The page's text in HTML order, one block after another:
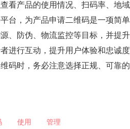
看产品的使用情况、扫码率、地
台，为产品申请二维码是一项简
、防伪、物流监控等目标，并提
进行互动，提升用户体验和忠诚度
码时，务必注意选择正规、可靠
使用 管理